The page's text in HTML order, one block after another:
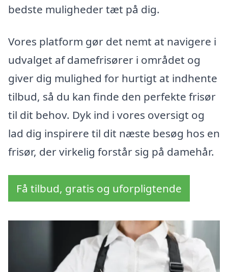
bedste muligheder tæt på dig.
Vores platform gør det nemt at navigere i
udvalget af damefrisører i området og
giver dig mulighed for hurtigt at indhente
tilbud, så du kan finde den perfekte frisør
til dit behov. Dyk ind i vores oversigt og
lad dig inspirere til dit næste besøg hos en
frisør, der virkelig forstår sig på damehår.
Få tilbud, gratis og uforpligtende